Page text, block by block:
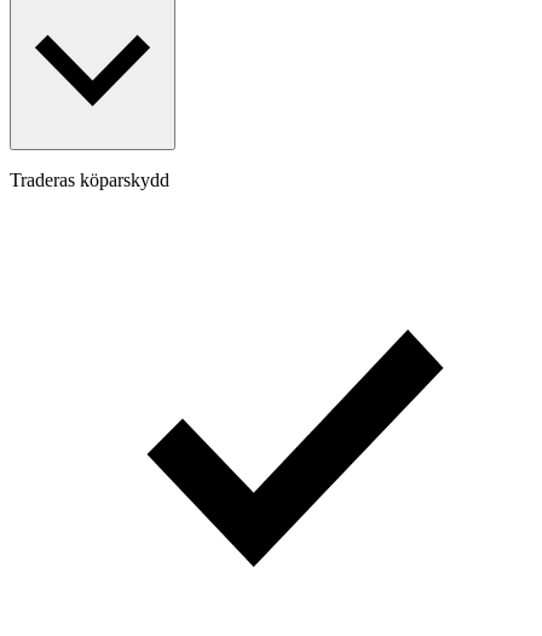
Traderas köparskydd